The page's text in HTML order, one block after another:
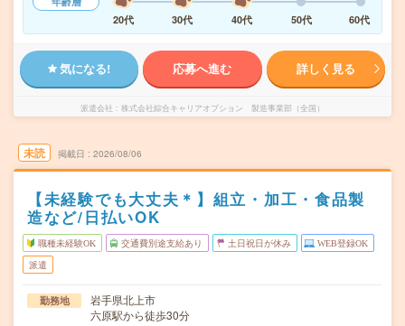
20代
30代 40代 50代 60代
気になる! 応募へ進む 詳しく見る
派遣会社 株式会社綜合キャリアオプション 製造事業部（全国）
未読 掲載日 2026/08/06
【未経験でも大丈夫＊】組立・加工・食品製
造など/日払いOK
職種未経験OK 交通費別途支給あり 土日祝日が休み WEB登録OK
派遣
勤務地
岩手県北上市
六原駅から徒歩30分